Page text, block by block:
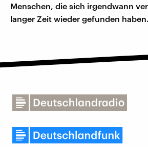
Menschen, die sich irgendwann
langer Zeit wieder gefunden haben.